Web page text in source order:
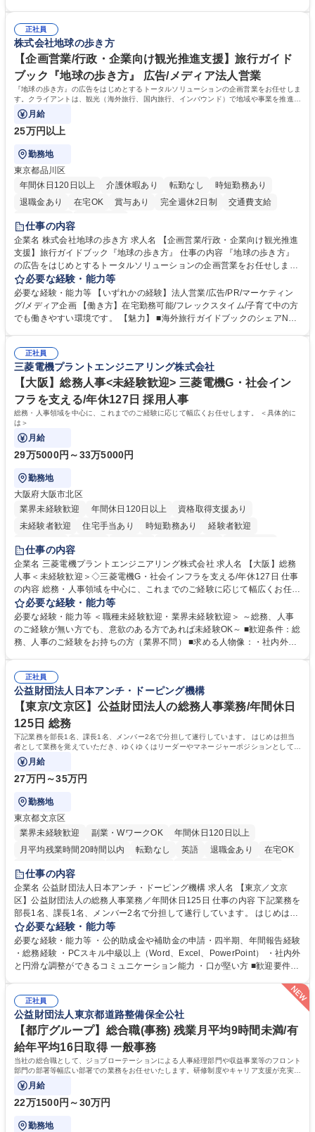
の他に担当頂く業務が発生する場合があります。 募集職種 【営業事務】
業務職/三井物産グループ/平均残業時間10H/完全週休2日
ション力がある方。 ・チャレンジを厭わず、粘り強く業務に取り組める
方。多様な関係者と謙虚に信頼関係を構築でき、期限を意識したスケジュ
ール管理が出来る方。※将来的に他部署（営業部門、コーポレート部門）
へのジョブローテーションの可能性があります。 学歴・資格 学歴：大学
院 大学 語学力： 資格：宅地建物取引士
正社員
株式会社地球の歩き方
【企画営業/行政・企業向け観光推進支援】旅行ガイド
ブック『地球の歩き方』 広告/メディア法人営業
『地球の歩き方』の広告をはじめとするトータルソリューションの企画営業をお任せしま
す。クライアントは、観光（海外旅行、国内旅行、インバウンド）で地域や事業を推進し
たい国内外の行政や企業です。
月給
25万円以上
勤務地
東京都品川区
年間休日120日以上
介護休暇あり 転勤なし
時短勤務あり
退職金あり
在宅OK 賞与あり 完全週休2日制
交通費支給
駅近5分以内
仕事の内容
企業名 株式会社地球の歩き方 求人名 【企画営業/行政・企業向け観光推進
支援】旅行ガイドブック『地球の歩き方』 仕事の内容 『地球の歩き方』
の広告をはじめとするトータルソリューションの企画営業をお任せしま
す。クライアントは、観光（海外旅行、国内旅行、インバウンド）で地域
や事業を推進したい国内外の行政や企業です。 【業務詳細】■『地球の歩
き方』は海外旅行ガイドブックのNo.1ブランドであり、国内旅行において
も牽引しております。観光推進支援においても、業界を牽引する意欲的な
に、インバウンドのトップブランドに成長しております■旅が業務であ
り、日常です。旅好きにはこれ以上ない環境です 募集職種 【企画営業/行
政・企業向け観光推進支援】旅行ガイドブック『地球の歩き方』
必要な経験・能力等
必要な経験・能力等 【いずれかの経験】法人営業/広告/PR/マーケティン
グ/メディア企画 【働き方】在宅勤務可能/フレックスタイム/子育て中の方
でも働きやすい環境です。 【魅力】 ■海外旅行ガイドブックのシェアNo.1
であり、「地球の歩き方」としてどう取り組むか、共に形を作るコアメン
バーとして活躍いただきます。 学歴・資格 学歴：大学院 大学 語学力： 資
格：
正社員
三菱電機プラントエンジニアリング株式会社
【大阪】総務人事<未経験歓迎> 三菱電機G・社会イン
フラを支える/年休127日 採用人事
総務・人事領域を中心に、これまでのご経験に応じて幅広くお任せします。 ＜具体的に
は＞
月給
29万5000円～33万5000円
勤務地
大阪府大阪市北区
業界未経験歓迎
年間休日120日以上
資格取得支援あり
未経験者歓迎
住宅手当あり 時短勤務あり
経験者歓迎
退職金あり
駅近5分以内
土日祝休み 服装自由 寮・社宅あり 食事補助あり
仕事の内容
企業名 三菱電機プラントエンジニアリング株式会社 求人名 【大阪】総務
人事＜未経験歓迎＞◇三菱電機G・社会インフラを支える/年休127日 仕事
の内容 総務・人事領域を中心に、これまでのご経験に応じて幅広くお任せ
します。 ＜具体的には＞ ・総務/人事労務（給与・社保・勤怠管理など）
・採用・教育研修 ・福利厚生運用 など ※基本的には事務所勤務ですが、
採用や教育等の業務内容により、関西圏以外への日帰り・宿泊を伴う国内
出張もございます。 ※担当業務を持ちつつ、お互いに助け合いながら、総
必要な経験・能力等
必要な経験・能力等 ＜職種未経験歓迎・業界未経験歓迎＞ ～総務、人事
のご経験が無い方でも、意欲のある方であれば未経験OK～ ■歓迎条件：総
務、人事のご経験をお持ちの方（業界不問） ■求める人物像：・社内外の
正社員
公益財団法人日本アンチ・ドーピング機構
【東京/文京区】公益財団法人の総務人事業務/年間休日
125日 総務
下記業務を部長1名、課長1名、メンバー2名で分担して遂行しています。 はじめは担当
者として業務を覚えていただき、ゆくゆくはリーダーやマネージャーポジションとして活
躍いただくことを期待しています。
月給
27万円～35万円
勤務地
東京都文京区
業界未経験歓迎
副業・WワークOK
年間休日120日以上
月平均残業時間20時間以内
転勤なし 英語 退職金あり
在宅OK
賞与あり
育休あり
食事補助あり
仕事の内容
企業名 公益財団法人日本アンチ・ドーピング機構 求人名 【東京／文京
区】公益財団法人の総務人事業務／年間休日125日 仕事の内容 下記業務を
部長1名、課長1名、メンバー2名で分担して遂行しています。 はじめは担
当者として業務を覚えていただき、ゆくゆくはリーダーやマネージャーポ
ジションとして活躍いただくことを期待しています。 【総務・人事グルー
プの業務内容】 ・人事制度関連 ・採用活動 ・教育研修の企画、実行 ・勤
怠管理 ・官公庁への各種提出 ・法定の会議運営（評議員会、理事会） ・
連 ・衛生管理 ・防災関連・公的助成金の管理・オフィス、ファシリティ
管理 ・福利厚生関連 ・職員からの問合せ、相談対応 ・その他日常の総務
業務全般 募集職種 【東京／文京区】公益財団法人の総務人事業務／年間
休日125日
必要な経験・能力等
必要な経験・能力等 ・公的助成金や補助金の申請・四半期、年間報告経験
・総務経験 ・PCスキル中級以上（Word、Excel、PowerPoint） ・社内外
と円滑な調整ができるコミュニケーション能力 ・口が堅い方 ■歓迎要件
正社員
公益財団法人東京都道路整備保全公社
【都庁グループ】総合職(事務) 残業月平均9時間未満/有
給年平均16日取得 一般事務
当社の総合職として、ジョブローテーションによる人事経理部門や収益事業等のフロント
部門の部署等幅広い部署での業務をお任せいたします。研修制度やキャリア支援が充実し
ております！ ※下記業務詳細
月給
22万1500円～30万円
勤務地